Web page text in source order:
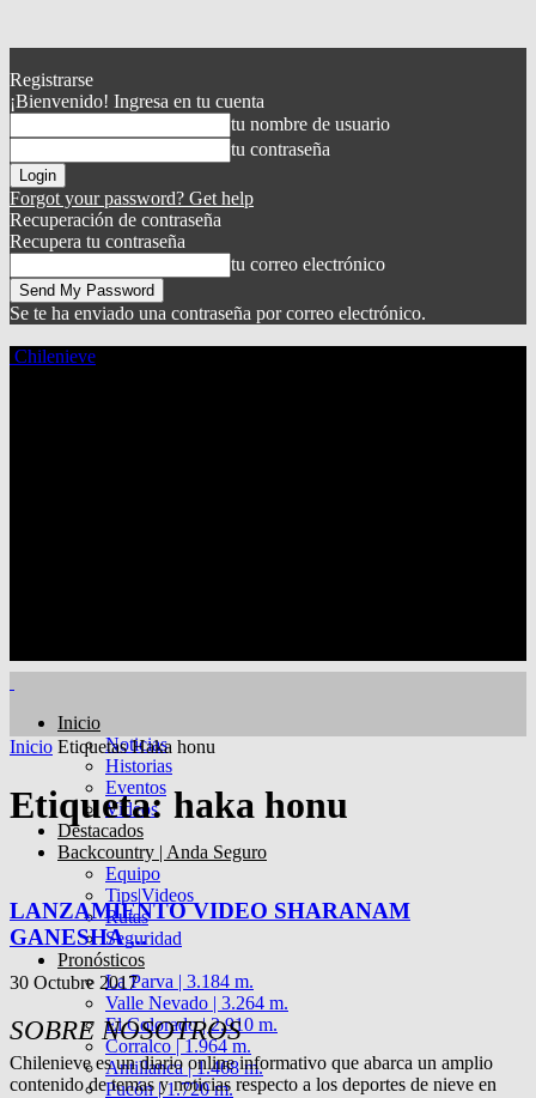
Registrarse
¡Bienvenido! Ingresa en tu cuenta
tu nombre de usuario
tu contraseña
Forgot your password? Get help
Recuperación de contraseña
Recupera tu contraseña
tu correo electrónico
Se te ha enviado una contraseña por correo electrónico.
Chilenieve
Inicio
Noticias
Historias
Eventos
Videos
Destacados
Backcountry | Anda Seguro
Equipo
Tips|Videos
Rutas
Seguridad
Pronósticos
La Parva | 3.184 m.
Valle Nevado | 3.264 m.
El Colorado | 2.910 m.
Corralco | 1.964 m.
Antillanca | 1.468 m.
Pucón | 1.720 m.
Inicio Etiquetas Haka honu
Etiqueta: haka honu
LANZAMIENTO VIDEO SHARANAM
GANESHA ...
30 Octubre 2017
SOBRE NOSOTROS
Chilenieve es un diario online informativo que abarca un amplio
contenido de temas y noticias respecto a los deportes de nieve en